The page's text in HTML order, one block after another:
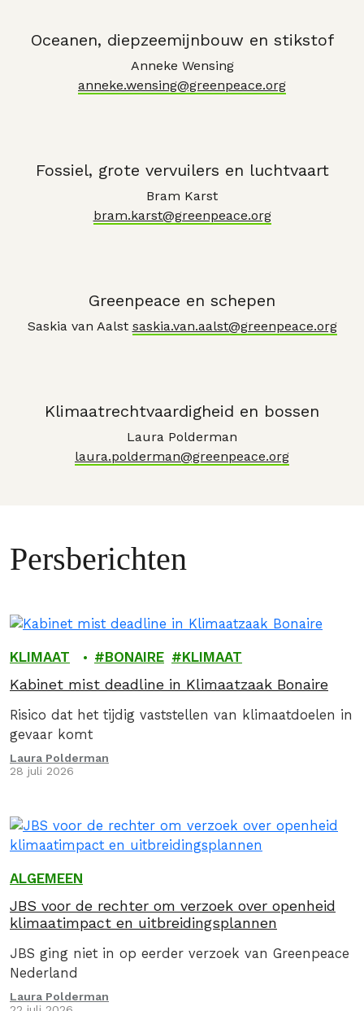
Oceanen, diepzeemijnbouw en stikstof
Anneke Wensing
anneke.wensing@greenpeace.org
Fossiel, grote vervuilers en luchtvaart
Bram Karst
bram.karst@greenpeace.org
Greenpeace en schepen
Saskia van Aalst saskia.van.aalst@greenpeace.org
Klimaatrechtvaardigheid en bossen
Laura Polderman
laura.polderman@greenpeace.org
Persberichten
KLIMAAT BONAIRE KLIMAAT
Kabinet mist deadline in Klimaatzaak Bonaire
Risico dat het tijdig vaststellen van klimaatdoelen in
gevaar komt
Laura Polderman
28 juli 2026
ALGEMEEN
JBS voor de rechter om verzoek over openheid
klimaatimpact en uitbreidingsplannen
JBS ging niet in op eerder verzoek van Greenpeace
Nederland
Laura Polderman